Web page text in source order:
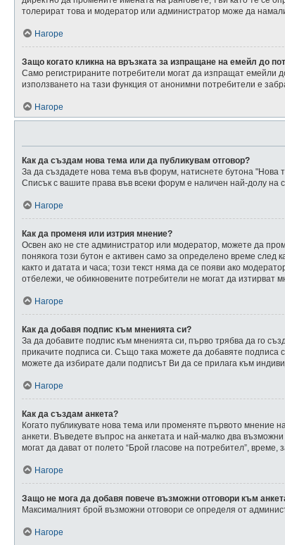
толерират това и модератор или администратор може да
Нагоре
Защо когато кликна на връзката за изпращане на емейл до
Само регистрираните потребители могат да изпращат емейли
използването на тази функция от анонимни потребители е
Нагоре
Как да създам нова тема или да публикувам отговор?
За да създадете нова тема във форум, натиснете бутона "Нова
Списък с вашите права във всеки форум е наличен най-долу
Нагоре
Как да променя или изтрия мнение?
Освен ако не сте администратор или модератор, можете да
понякога този бутон е активен само за определено време след
както и датата и часа; този текст няма да се появи ако
отбележи, че обикновените потребители не могат да изтирват
Нагоре
Как да добавя подпис към мненията си?
За да добавите подпис към мненията си, първо трябва да го
прикачите подписа си. Също така можете да добавяте подписа
можете да избирате дали подписът Ви да се прилага към
Нагоре
Как да създам анкета?
Когато публикувате нова тема или променяте първото мнение
анкети. Въведете въпрос на анкетата и най-малко два
могат да дават от полето “Брой гласове на потребител”,
Нагоре
Защо не мога да добавя повече възможни отговори към
Максималният брой възможни отговори се определя от
Нагоре